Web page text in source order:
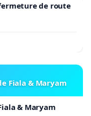
de route
Fiala & Maryam
& Maryam